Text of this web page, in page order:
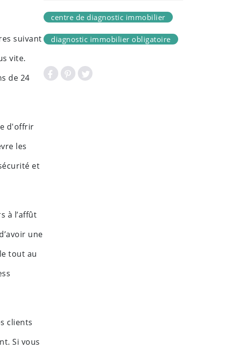
suivant
vite.
de 24
d'offrir
les
et
à l’affût
une
tout au
clients
Si vous
centre de diagnostic immobilier
diagnostic immobilier obligatoire